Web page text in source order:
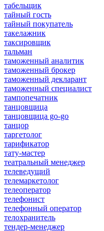
табельщик
тайный гость
тайный покупатель
такелажник
таксировщик
тальман
таможенный аналитик
таможенный брокер
таможенный декларант
таможенный специалист
тампопечатник
танцовщица
танцовщица go-go
танцор
таргетолог
тарификатор
тату-мастер
театральный менеджер
телеведущий
телемаркетолог
телеоператор
телефонист
телефонный оператор
телохранитель
тендер-менеджер